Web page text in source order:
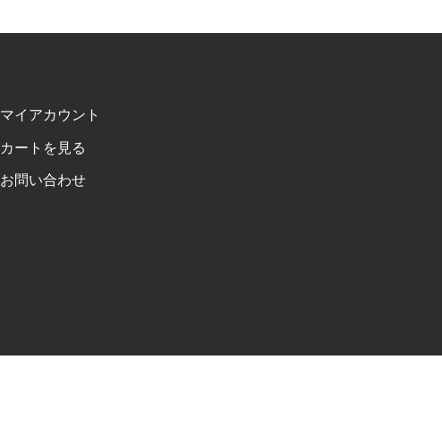
マイアカウント
カートを見る
お問い合わせ